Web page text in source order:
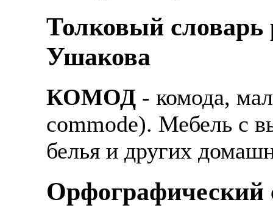
Толковый словарь
Ушакова
КОМОД - комода,
commode). Мебель с
белья и других
Орфографический